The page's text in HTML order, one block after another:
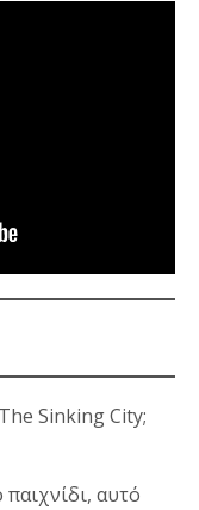
Sinking City;
αυτό